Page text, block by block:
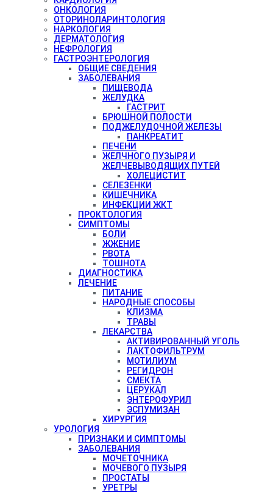
ОНКОЛОГИЯ
ОТОРИНОЛАРИНТОЛОГИЯ
НАРКОЛОГИЯ
ДЕРМАТОЛОГИЯ
НЕФРОЛОГИЯ
ГАСТРОЭНТЕРОЛОГИЯ
ОБЩИЕ СВЕДЕНИЯ
ЗАБОЛЕВАНИЯ
ПИЩЕВОДА
ЖЕЛУДКА
ГАСТРИТ
БРЮШНОЙ ПОЛОСТИ
ПОДЖЕЛУДОЧНОЙ ЖЕЛЕЗЫ
ПАНКРЕАТИТ
ПЕЧЕНИ
ЖЕЛЧНОГО ПУЗЫРЯ И
ЖЕЛЧЕВЫВОДЯЩИХ ПУТЕЙ
ХОЛЕЦИСТИТ
СЕЛЕЗЕНКИ
КИШЕЧНИКА
ИНФЕКЦИИ ЖКТ
ПРОКТОЛОГИЯ
СИМПТОМЫ
БОЛИ
ЖЖЕНИЕ
РВОТА
ТОШНОТА
ДИАГНОСТИКА
ЛЕЧЕНИЕ
ПИТАНИЕ
НАРОДНЫЕ СПОСОБЫ
КЛИЗМА
ТРАВЫ
ЛЕКАРСТВА
АКТИВИРОВАННЫЙ УГОЛЬ
ЛАКТОФИЛЬТРУМ
МОТИЛИУМ
РЕГИДРОН
СМЕКТА
ЦЕРУКАЛ
ЭНТЕРОФУРИЛ
ЭСПУМИЗАН
ХИРУРГИЯ
УРОЛОГИЯ
ПРИЗНАКИ И СИМПТОМЫ
ЗАБОЛЕВАНИЯ
МОЧЕТОЧНИКА
МОЧЕВОГО ПУЗЫРЯ
ПРОСТАТЫ
УРЕТРЫ